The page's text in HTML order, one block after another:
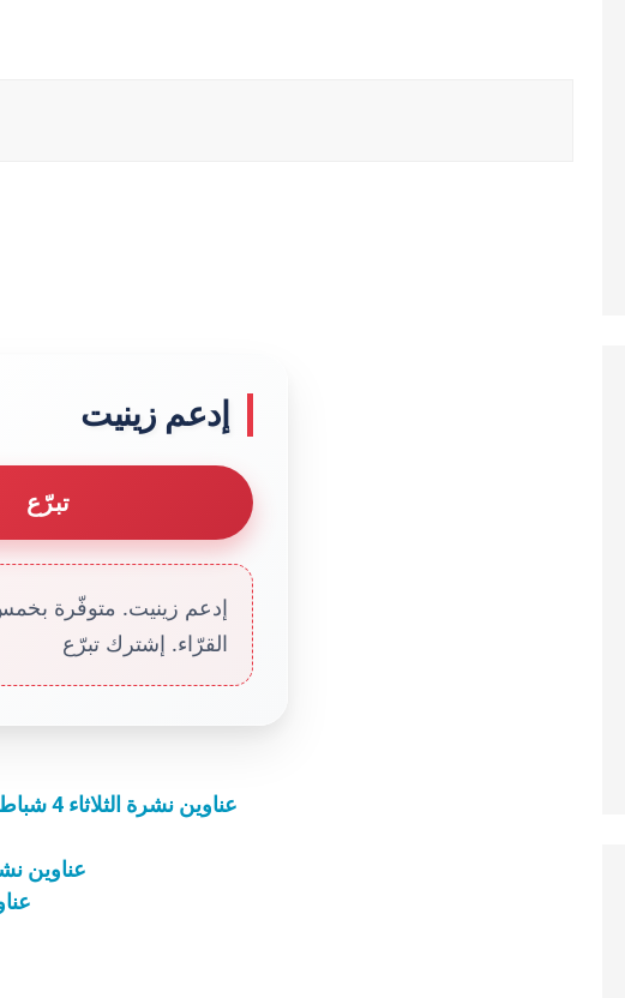
إدعم زينيت
تبرّع
إدعم زينيت. متوفّرة
القرّاء. إشترك تبرّع
عناوين نشرة الثلاثاء 4 شباط 2025: إرشاد رسوليّ وقمّة من أجل حقوق الطفل
عناوين نشرة الخميس 15
عناوين